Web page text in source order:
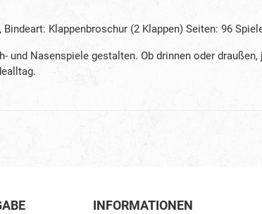
Klappenbroschur (2 Klappen) Seiten: 96
und Nasenspiele gestalten. Ob drinnen oder
INFORMATIONEN